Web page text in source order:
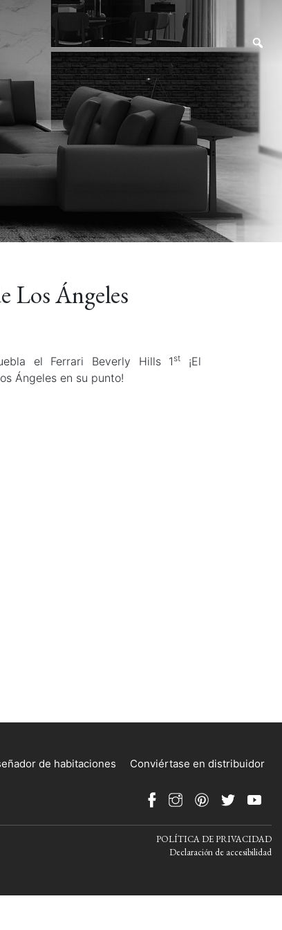
Los Ángeles
el Ferrari Beverly Hills 1 st
¡El
Ángeles en su punto!
de habitaciones Conviértase en distribuidor
POLÍTICA DE PRIVACIDAD
Declaración de accesibilidad